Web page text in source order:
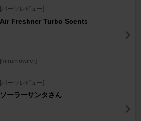
[パーツレビュー]
Air Freshner Turbo Scents
[mirarriowner]
[パーツレビュー]
ソーラーサンタさん